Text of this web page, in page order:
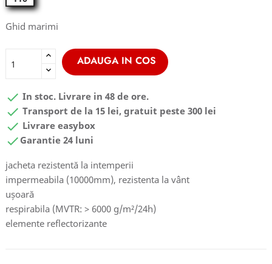
Ghid marimi
ADAUGA IN COS
 In stoc. Livrare in 48 de ore.
 Transport de la 15 lei, gratuit peste 300 lei
 Livrare easybox
 Garantie 24 luni
jacheta rezistentă la intemperii
impermeabila (10000mm), rezistenta la vânt
ușoară
respirabila (MVTR: > 6000 g/m²/24h)
elemente reflectorizante